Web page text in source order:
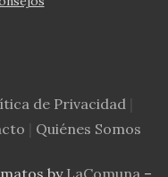
de Privacidad|
Quiénes Somos